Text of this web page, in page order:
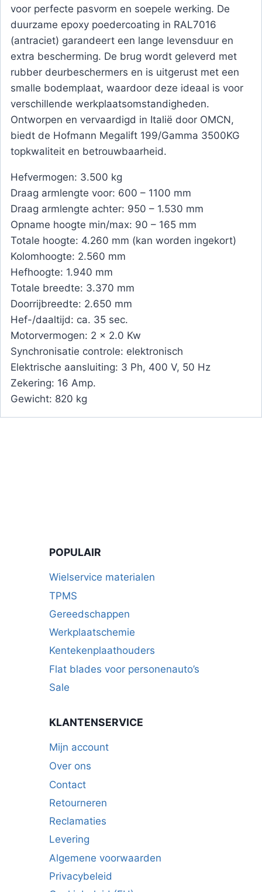
voor perfecte pasvorm en soepele werking. De
duurzame epoxy poedercoating in RAL7016
(antraciet) garandeert een lange levensduur en
extra bescherming. De brug wordt geleverd met
rubber deurbeschermers en is uitgerust met een
smalle bodemplaat, waardoor deze ideaal is voor
verschillende werkplaatsomstandigheden.
Ontworpen en vervaardigd in Italië door OMCN,
biedt de Hofmann Megalift 199/Gamma 3500KG
topkwaliteit en betrouwbaarheid.
Hefvermogen: 3.500 kg
Draag armlengte voor: 600 – 1100 mm
Draag armlengte achter: 950 – 1.530 mm
Opname hoogte min/max: 90 – 165 mm
Totale hoogte: 4.260 mm (kan worden ingekort)
Kolomhoogte: 2.560 mm
Hefhoogte: 1.940 mm
Totale breedte: 3.370 mm
Doorrijbreedte: 2.650 mm
Hef-/daaltijd: ca. 35 sec.
Motorvermogen: 2 x 2.0 Kw
Synchronisatie controle: elektronisch
Elektrische aansluiting: 3 Ph, 400 V, 50 Hz
Zekering: 16 Amp.
Gewicht: 820 kg
POPULAIR
Wielservice materialen
TPMS
Gereedschappen
Werkplaatschemie
Kentekenplaathouders
Flat blades voor personenauto’s
Sale
KLANTENSERVICE
Mijn account
Over ons
Contact
Retourneren
Reclamaties
Levering
Algemene voorwaarden
Privacybeleid